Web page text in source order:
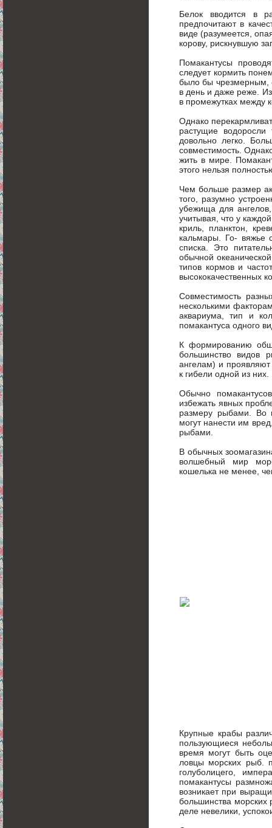
Белок вводится в
предпочитают в
виде (разумеется,
корову, рискнувшую
Помакантусы
следует кормить
было бы чрезмерным,
в день и даже реже.
в промежутках между
Однако
растущие
довольно легко.
совместимость.
жить в мире.
этого нельзя
Чем больше размер
того, разумно
убежища для
учитывая, что у
криль, планктон,
кальмары. Го- вяжье
списка. Это
обычной
типов кормов и
высококачественных
Совместимость
несколькими
аквариума, тип и
помакантуса одного
К формированию
большинство видов
ангелам) и
к гибели одной из них.
Обычно
избежать явных
размеру рыбами. Во
могут нанести им
рыбами.
В обычных
волшебный мир
кошелька не менее,
Крупные крабы
пользующиеся
время могут быть
ловцы морских рыб.
голуболицего,
помакантусы
возникает при
большинства морских
деле невелики,